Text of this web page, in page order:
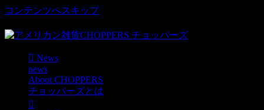
コンテンツへスキップ
News
news
About CHOPPERS
チョッパーズとは